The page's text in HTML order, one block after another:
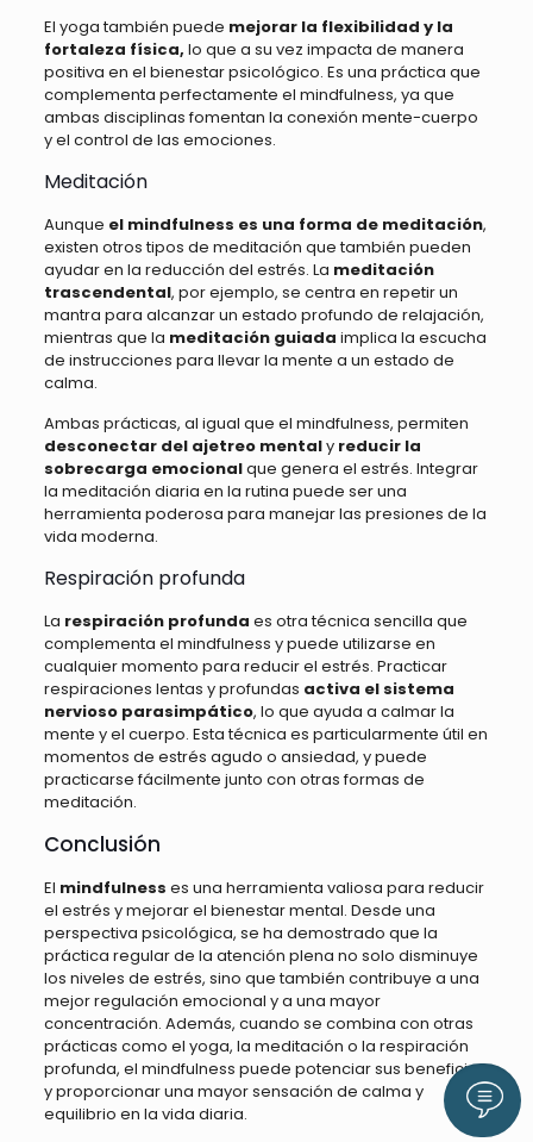
El yoga también puede mejorar la flexibilidad y la
fortaleza física, lo que a su vez impacta de manera
positiva en el bienestar psicológico. Es una práctica que
complementa perfectamente el mindfulness, ya que
ambas disciplinas fomentan la conexión mente-cuerpo
y el control de las emociones.
Meditación
Aunque el mindfulness es una forma de meditación,
existen otros tipos de meditación que también pueden
ayudar en la reducción del estrés. La meditación
trascendental, por ejemplo, se centra en repetir un
mantra para alcanzar un estado profundo de relajación,
mientras que la meditación guiada implica la escucha
de instrucciones para llevar la mente a un estado de
calma.
Ambas prácticas, al igual que el mindfulness, permiten
desconectar del ajetreo mentaly reducir la
sobrecarga emocionalque genera el estrés. Integrar
la meditación diaria en la rutina puede ser una
herramienta poderosa para manejar las presiones de la
vida moderna.
Respiración profunda
La respiración profunda es otra técnica sencilla que
complementa el mindfulness y puede utilizarse en
cualquier momento para reducir el estrés. Practicar
respiraciones lentas y profundas activa el sistema
nervioso parasimpático, lo que ayuda a calmar la
mente y el cuerpo. Esta técnica es particularmente útil en
momentos de estrés agudo o ansiedad, y puede
practicarse fácilmente junto con otras formas de
meditación.
Conclusión
El mindfulness es una herramienta valiosa para reducir
el estrés y mejorar el bienestar mental. Desde una
perspectiva psicológica, se ha demostrado que la
práctica regular de la atención plena no solo disminuye
los niveles de estrés, sino que también contribuye a una
mejor regulación emocional y a una mayor
concentración. Además, cuando se combina con otras
prácticas como el yoga, la meditación o la respiración
profunda, el mindfulness puede potenciar sus beneficios
y proporcionar una mayor sensación de calma y
equilibrio en la vida diaria.